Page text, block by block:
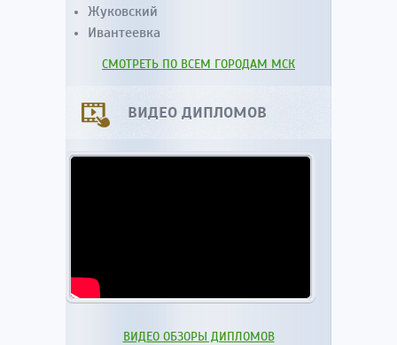
Жуковский
Ивантеевка
СМОТРЕТЬ ПО ВСЕМ ГОРОДАМ МСК
ВИДЕО ДИПЛОМОВ
ВИДЕО ОБЗОРЫ ДИПЛОМОВ